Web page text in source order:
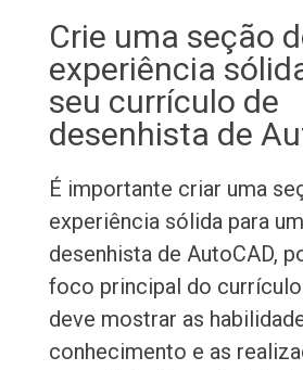
Crie uma seção
experiência
seu currículo de
desenhista de
É importante criar uma
experiência sólida para
desenhista de AutoCAD,
foco principal do
deve mostrar as
conhecimento e as